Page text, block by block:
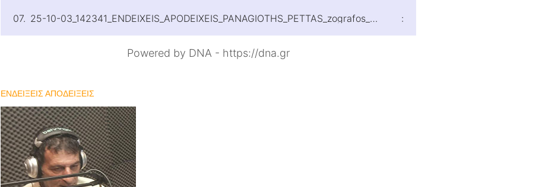
07. 25-10-03_142341_ENDEIXEIS_APODEIXEIS_PANAGIOTHS_PETTAS_zografos_agiografos_paroysiastis_tragoydistis_skhno8eths_h8opoios_Z_MEROS.mp4 :
Powered by DNA - https://dna.gr
ΕΝΔΕΙΞΕΙΣ ΑΠΟΔΕΙΞΕΙΣ